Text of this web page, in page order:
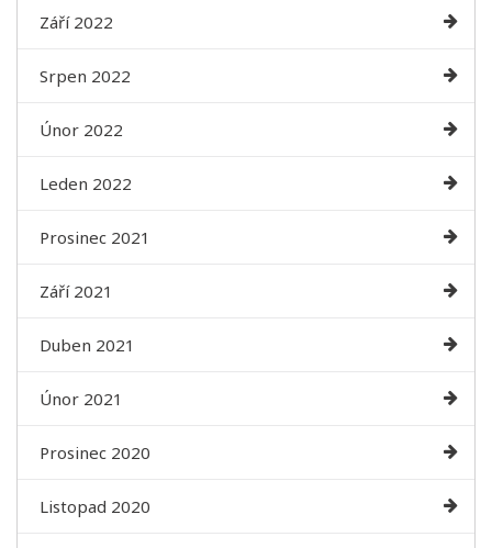
Září 2022
Srpen 2022
Únor 2022
Leden 2022
Prosinec 2021
Září 2021
Duben 2021
Únor 2021
Prosinec 2020
Listopad 2020